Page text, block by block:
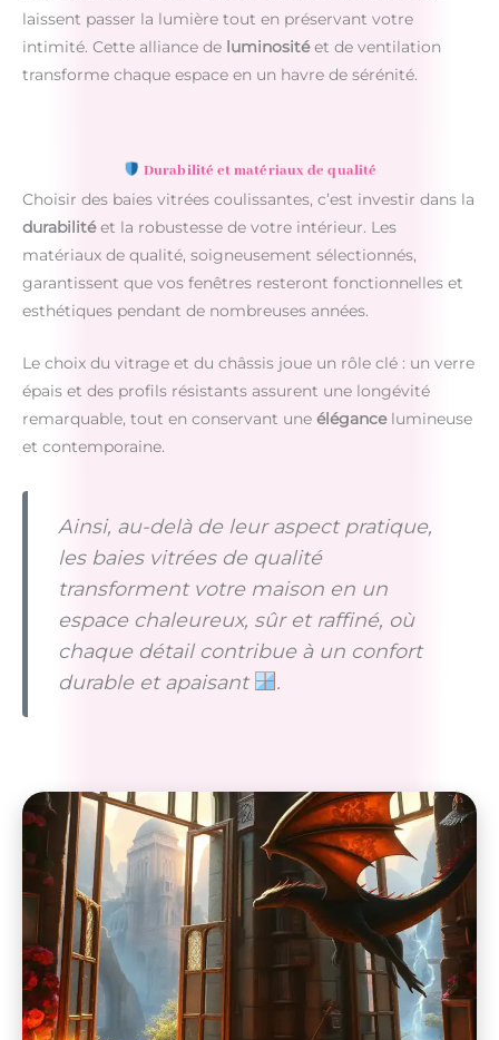
laissent passer la lumière tout en préservant votre
intimité. Cette alliance de luminositéet de ventilation
transforme chaque espace en un havre de sérénité.
Durabilité et matériaux de qualité
Choisir des baies vitrées coulissantes, c’est investir dans la
durabilitéet la robustesse de votre intérieur. Les
matériaux de qualité, soigneusement sélectionnés,
garantissent que vos fenêtres resteront fonctionnelles et
esthétiques pendant de nombreuses années.
Le choix du vitrage et du châssis joue un rôle clé : un verre
épais et des profils résistants assurent une longévité
remarquable, tout en conservant une élégancelumineuse
et contemporaine.
Ainsi, au-delà de leur aspect pratique,
les baies vitrées de qualité
transforment votre maison en un
espace chaleureux, sûr et raffiné, où
chaque détail contribue à un confort
durable et apaisant
.